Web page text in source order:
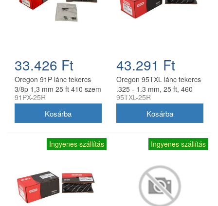
33.426 Ft
Oregon 91P lánc tekercs
3/8p 1,3 mm 25 ft 410 szem
91PX-25R
43.291 Ft
Oregon 95TXL lánc tekercs
.325 - 1.3 mm, 25 ft, 460
szem
95TXL-25R
Ingyenes szállítás Ingyenes szállítás